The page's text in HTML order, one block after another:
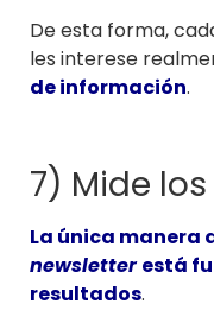
De esta forma,
les interese
de información.
7) Mide
La única manera
newsletterestá
resultados.